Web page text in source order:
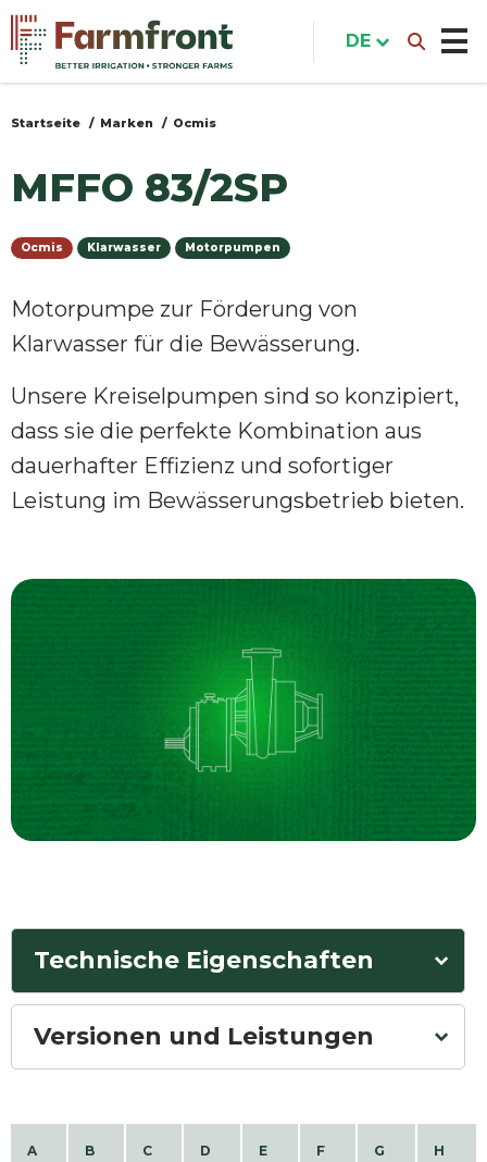
Direkt
zum
Inhalt
Sie
hier
Startseite Marken Ocmis
MFFO 83/2SP
Ocmis Klarwasser Motorpumpen
Motorpumpe zur Förderung von
Klarwasser für die Bewässerung.
Unsere Kreiselpumpen sind so konzipiert,
dass sie die perfekte Kombination aus
dauerhafter Effizienz und sofortiger
Leistung im Bewässerungsbetrieb bieten.
Technische Eigenschaften
Versionen und Leistungen
A
B
C
D
E
F
G
H
DE